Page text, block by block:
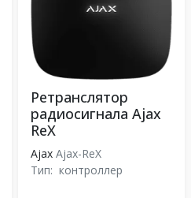
Ретранслятор
радиосигнала Ajax
ReX
Ajax Ajax-ReX
Тип: контроллер